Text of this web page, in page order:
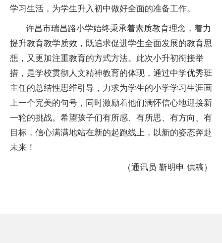
学习生活，为学生升入初中做好全面的准备工作。
许昌市瑞昌路小学始终秉承着素质教育理念，着力
提升教育教学质效，既追求促进学生全面发展的教育思
想，又更加注重教育的方式方法。此次小升初衔接举
措，是学校贯彻人文精神教育的体现，通过中学优秀班
主任的总结性思维引导，力求为学生的小学学习生涯画
上一个完美的句号，同时激励着他们满怀信心地迎接新
一轮的挑战。希望孩子们有所感、有所思、有方向、有
目标，信心满满地站在新的起跑线上，以新的姿态奔赴
未来！
（通讯员 靳明申 供稿）